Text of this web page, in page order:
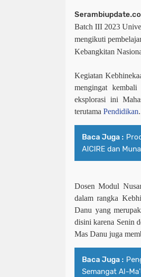
Batch III 2023
mengikuti
Kebangkitan
Kegiatan
mengingat
eksplorasi ini
terutama Pendidikan.
Baca Juga :
AICIRE dan
Dosen Modul
dalam rangka
Danu yang
disini karena Senin
Mas Danu juga
Baca Juga :
Semangat Al-